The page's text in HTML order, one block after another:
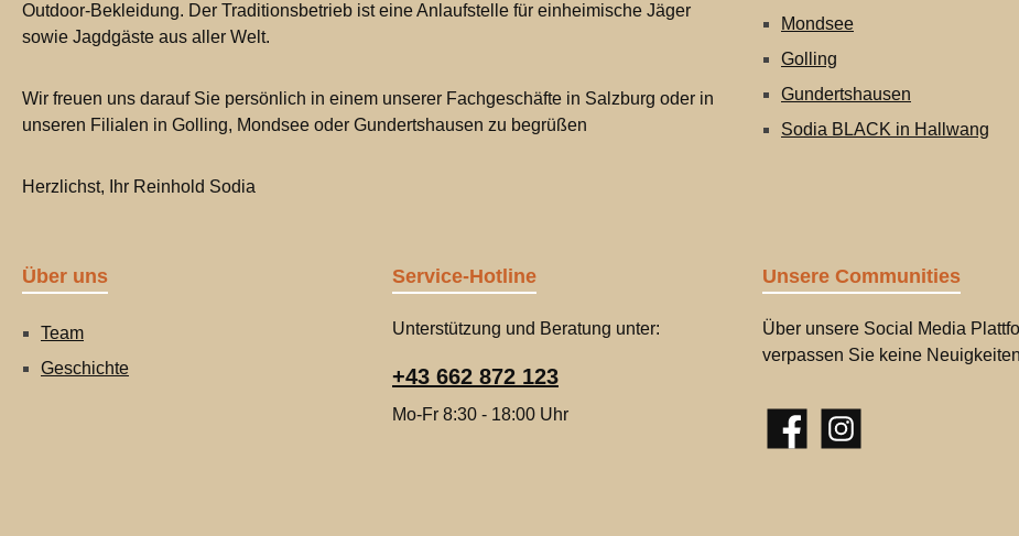
Outdoor-Bekleidung. Der Traditionsbetrieb ist eine Anlaufstelle für einheimische Jäger
sowie Jagdgäste aus aller Welt.
Wir freuen uns darauf Sie persönlich in einem unserer Fachgeschäfte in Salzburg oder in
unseren Filialen in Golling, Mondsee oder Gundertshausen zu begrüßen
Herzlichst, Ihr Reinhold Sodia
Mondsee
Golling
Gundertshausen
Sodia BLACK in Hallwang
Über uns
Team
Geschichte
Service-Hotline
Unterstützung und Beratung unter:
+43 662 872 123
Mo-Fr 8:30 - 18:00 Uhr
Unsere Communities
Über unsere Social Media
verpassen Sie keine
FacebookInstagram